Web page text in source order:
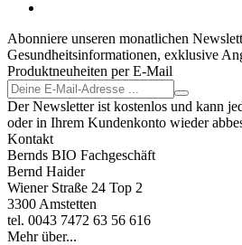
Abonniere unseren monatlichen
Gesundheitsinformationen, exklusive
Produktneuheiten per E-Mail
Der Newsletter ist kostenlos und kann
oder in Ihrem Kundenkonto wieder
Kontakt
Bernds BIO Fachgeschäft
Bernd Haider
Wiener Straße 24 Top 2
3300 Amstetten
tel. 0043 7472 63 56 616
Mehr über...